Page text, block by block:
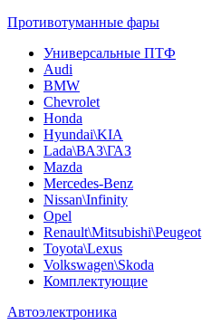
Противотуманные фары
Универсальные ПТФ
Audi
BMW
Chevrolet
Honda
Hyundai\KIA
Lada\ВАЗ\ГАЗ
Mazda
Mercedes-Benz
Nissan\Infinity
Opel
Renault\Mitsubishi\Peugeot
Toyota\Lexus
Volkswagen\Skoda
Комплектующие
Автоэлектроника